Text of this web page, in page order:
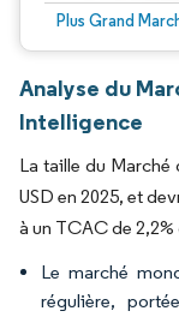
Plus Grand
Analyse du
Intelligence
La taille du Marché
USD en 2025, et
à un TCAC de
Le marché
régulière,